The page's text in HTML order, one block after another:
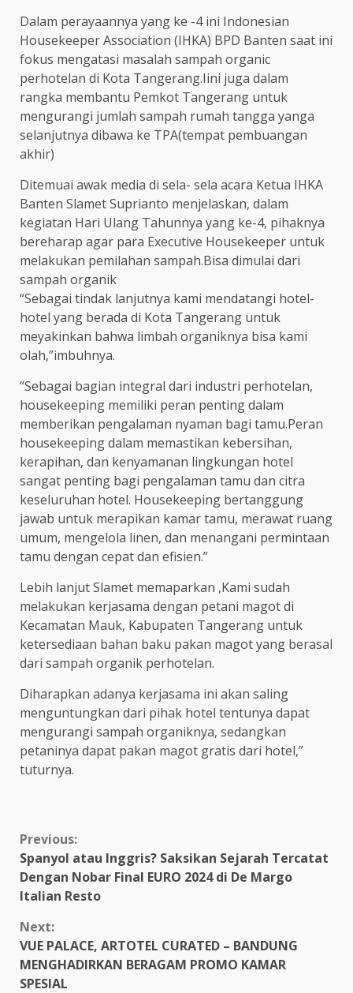
Dalam perayaannya yang ke -4 ini Indonesian
Housekeeper Association (IHKA) BPD Banten saat ini
fokus mengatasi masalah sampah organic
perhotelan di Kota Tangerang.Iini juga dalam
rangka membantu Pemkot Tangerang untuk
mengurangi jumlah sampah rumah tangga yanga
selanjutnya dibawa ke TPA(tempat pembuangan
akhir)
Ditemuai awak media di sela- sela acara Ketua IHKA
Banten Slamet Suprianto menjelaskan, dalam
kegiatan Hari Ulang Tahunnya yang ke-4, pihaknya
bereharap agar para Executive Housekeeper untuk
melakukan pemilahan sampah.Bisa dimulai dari
sampah organik
“Sebagai tindak lanjutnya kami mendatangi hotel-
hotel yang berada di Kota Tangerang untuk
meyakinkan bahwa limbah organiknya bisa kami
olah,”imbuhnya.
“Sebagai bagian integral dari industri perhotelan,
housekeeping memiliki peran penting dalam
memberikan pengalaman nyaman bagi tamu.Peran
housekeeping dalam memastikan kebersihan,
kerapihan, dan kenyamanan lingkungan hotel
sangat penting bagi pengalaman tamu dan citra
keseluruhan hotel. Housekeeping bertanggung
jawab untuk merapikan kamar tamu, merawat ruang
umum, mengelola linen, dan menangani permintaan
tamu dengan cepat dan efisien.”
Lebih lanjut Slamet memaparkan ,Kami sudah
melakukan kerjasama dengan petani magot di
Kecamatan Mauk, Kabupaten Tangerang untuk
ketersediaan bahan baku pakan magot yang berasal
dari sampah organik perhotelan.
Diharapkan adanya kerjasama ini akan saling
menguntungkan dari pihak hotel tentunya dapat
mengurangi sampah organiknya, sedangkan
petaninya dapat pakan magot gratis dari hotel,”
tuturnya.
Continue
Reading
Previous:
Spanyol atau Inggris? Saksikan Sejarah Tercatat
Dengan Nobar Final EURO 2024 di De Margo
Italian Resto
Next:
VUE PALACE, ARTOTEL CURATED – BANDUNG
MENGHADIRKAN BERAGAM PROMO KAMAR
SPESIAL